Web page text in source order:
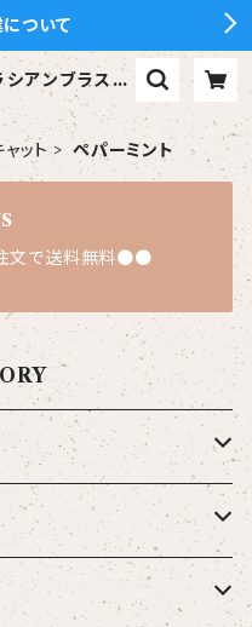
ついて
アンブラス【x
ップ
ット ペパーミント
文で送料無料●●